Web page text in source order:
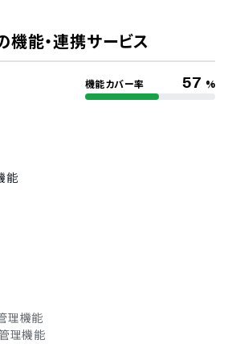
証
機能・連携サービス
機能カバー率 57 %
能
理機能
理機能